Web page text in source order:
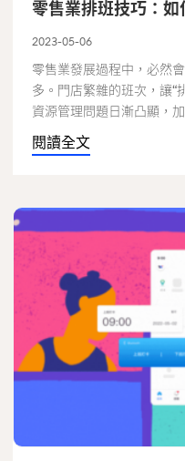
零售業排班技巧：
2023-05-06
零售業發展過程中，必然
多。門店繁雜的班次，讓“
資源管理問題日漸凸顯，
閱讀全文